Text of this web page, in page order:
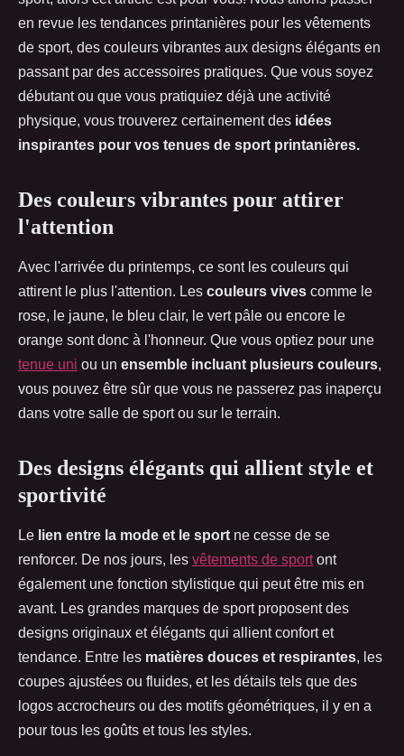
en revue les tendances printanières pour les vêtements
de sport, des couleurs vibrantes aux designs élégants en
passant par des accessoires pratiques. Que vous soyez
débutant ou que vous pratiquiez déjà une activité
physique, vous trouverez certainement des idées
inspirantes pour vos tenues de sport printanières.
Des couleurs vibrantes pour attirer
l'attention
Avec l'arrivée du printemps, ce sont les couleurs qui
attirent le plus l'attention. Les couleurs vives comme le
rose, le jaune, le bleu clair, le vert pâle ou encore le
orange sont donc à l'honneur. Que vous optiez pour une
tenue uni ou un ensemble incluant plusieurs couleurs,
vous pouvez être sûr que vous ne passerez pas inaperçu
dans votre salle de sport ou sur le terrain.
Des designs élégants qui allient style et
sportivité
Le lien entre la mode et le sport ne cesse de se
renforcer. De nos jours, les vêtements de sportont
également une fonction stylistique qui peut être mis en
avant. Les grandes marques de sport proposent des
designs originaux et élégants qui allient confort et
tendance. Entre les matières douces et respirantes, les
coupes ajustées ou fluides, et les détails tels que des
logos accrocheurs ou des motifs géométriques, il y en a
pour tous les goûts et tous les styles.